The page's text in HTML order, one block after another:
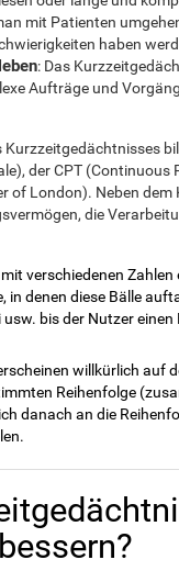
mit Patienten
haben
: Das
Aufträge und
der CPT (Continuous
of London). Neben
die
mit verschiedenen
in denen diese Bälle
bis der Nutzer einen
willkürlich auf
Reihenfolge
danach an die